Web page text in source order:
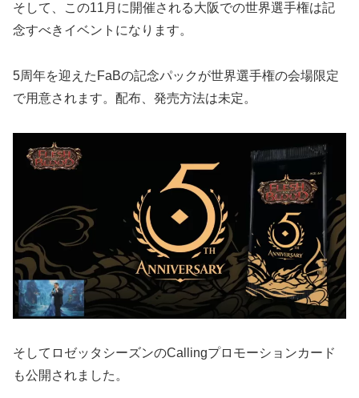
そして、この11月に開催される大阪での世界選手権は記
念すべきイベントになります。
5周年を迎えたFaBの記念パックが世界選手権の会場限定
で用意されます。配布、発売方法は未定。
そしてロゼッタシーズンのCallingプロモーションカード
も公開されました。